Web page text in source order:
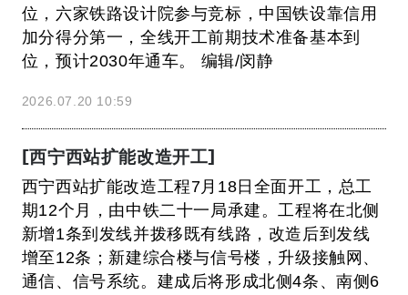
位，六家铁路设计院参与竞标，中国铁设靠信用
加分得分第一，全线开工前期技术准备基本到
位，预计2030年通车。 编辑/闵静
2026.07.20 10:59
[西宁西站扩能改造开工]
西宁西站扩能改造工程7月18日全面开工，总工
期12个月，由中铁二十一局承建。工程将在北侧
新增1条到发线并拨移既有线路，改造后到发线
增至12条；新建综合楼与信号楼，升级接触网、
通信、信号系统。建成后将形成北侧4条、南侧6